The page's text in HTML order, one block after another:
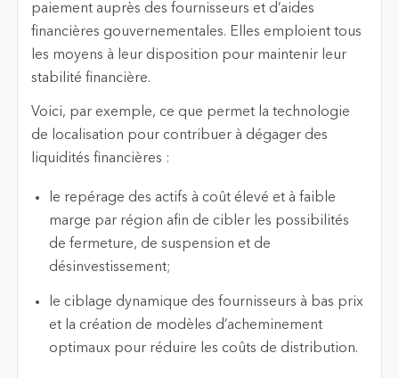
paiement auprès des fournisseurs et d’aides
financières gouvernementales. Elles emploient tous
les moyens à leur disposition pour maintenir leur
stabilité financière.
Voici, par exemple, ce que permet la technologie
de localisation pour contribuer à dégager des
liquidités financières :
le repérage des actifs à coût élevé et à faible
marge par région afin de cibler les possibilités
de fermeture, de suspension et de
désinvestissement;
le ciblage dynamique des fournisseurs à bas prix
et la création de modèles d’acheminement
optimaux pour réduire les coûts de distribution.